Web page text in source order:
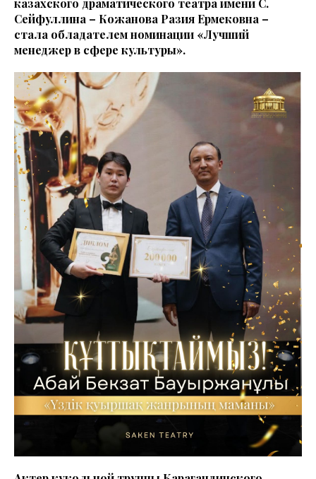
казахского драматического театра имени С.
Сейфуллина – Кожанова Разия Ермековна –
стала обладателем номинации «Лучший
менеджер в сфере культуры».